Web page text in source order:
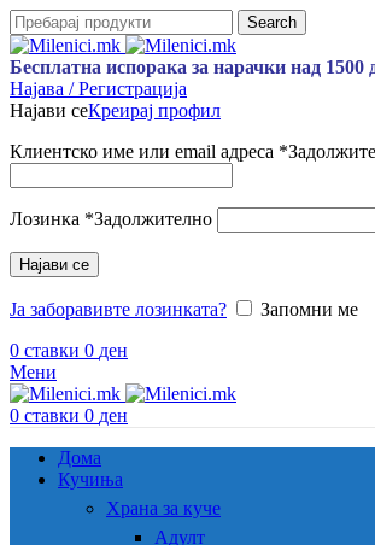
Search
Бесплатна испорака за нарачки над 1500
Најава / Регистрација
Најави сеКреирај профил
Клиентско име или email адреса *
Лозинка *Задолжително
Најави се
Ја заборавивте лозинката?
Запомни ме
0 ставки 0 ден
Мени
0 ставки 0 ден
Дома
Кучиња
Храна за куче
Адулт